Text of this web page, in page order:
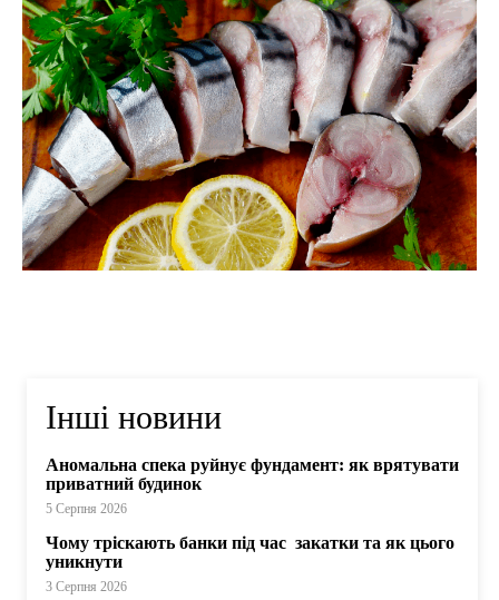
Інші новини
Аномальна спека руйнує фундамент: як врятувати
приватний будинок
5 Серпня 2026
Чому тріскають банки під час закатки та як цього
уникнути
3 Серпня 2026